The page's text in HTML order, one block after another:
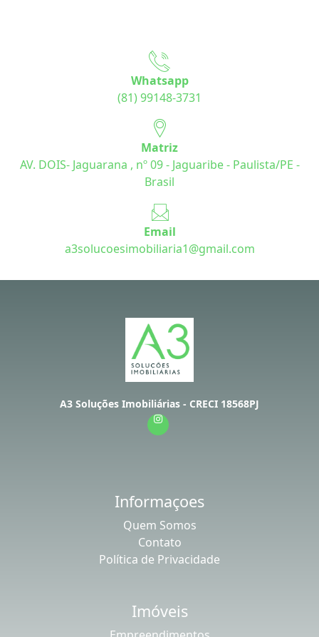
Whatsapp
(81) 99148-3731
Matriz
AV. DOIS- Jaguarana , nº 09 - Jaguaribe - Paulista/PE -
Brasil
Email
a3solucoesimobiliaria1@gmail.com
A3 Soluções Imobiliárias - CRECI 18568PJ
Informaçoes
Quem Somos
Contato
Política de Privacidade
Imóveis